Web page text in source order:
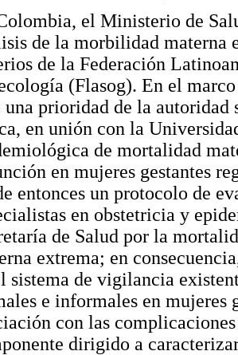
el Ministerio de
de la morbilidad
de la Federación
(Flasog). En el
una prioridad de la autoridad
en unión con la
de mortalidad
en mujeres gestantes
entonces un protocolo de
en obstetricia y
de Salud por la
extrema; en
sistema de vigilancia
e informales en mujeres
con las
dirigido a